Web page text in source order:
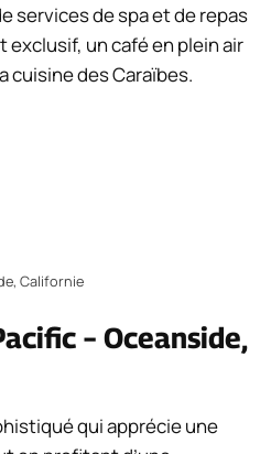
services de spa et de repas
un café en plein air
cuisine des Caraïbes.
Californie
– Oceanside,
qui apprécie une